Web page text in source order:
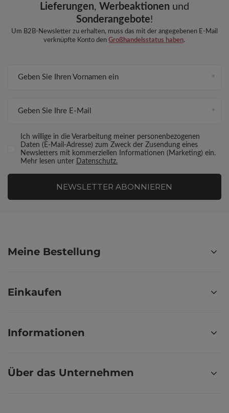
Lieferungen, Werbeaktionen und
Sonderangebote!
Um B2B-Newsletter zu erhalten, muss das mit der angegebenen E-Mail
verknüpfte Konto denGroßhandelsstatus haben.
Geben Sie Ihren Vornamen ein
Geben Sie Ihre E-Mail
Ich willige in die Verarbeitung meiner personenbezogenen
Daten (E-Mail-Adresse) zum Zweck der Zusendung eines
Newsletters mit kommerziellen Informationen (Marketing) ein.
Mehr lesen unter Datenschutz.
NEWSLETTER ABONNIEREN
Meine Bestellung
Einkaufen
Informationen
Über das Unternehmen